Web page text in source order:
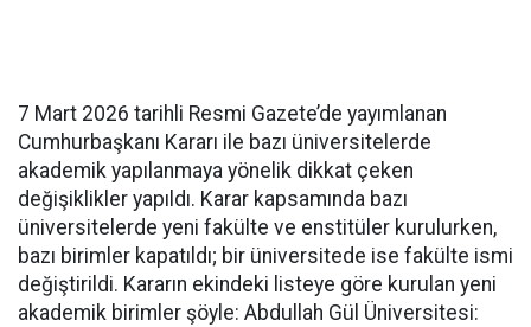
7 Mart 2026 tarihli Resmi Gazete’de yayımlanan
Cumhurbaşkanı Kararı ile bazı üniversitelerde
akademik yapılanmaya yönelik dikkat çeken
değişiklikler yapıldı. Karar kapsamında bazı
üniversitelerde yeni fakülte ve enstitüler kurulurken,
bazı birimler kapatıldı; bir üniversitede ise fakülte ismi
değiştirildi. Kararın ekindeki listeye göre kurulan yeni
akademik birimler şöyle: Abdullah Gül Üniversitesi: